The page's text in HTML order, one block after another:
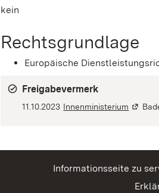
kein
Rechtsgrundlage
Europäische
Freigabevermerk
11.10.2023 Innenministerium (Wird
Informationsseite zu